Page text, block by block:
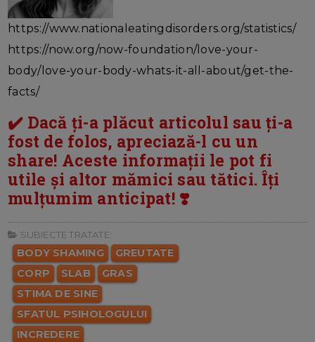
https://www.nationaleatingdisorders.org/statistics/
https://now.org/now-foundation/love-your-
body/love-your-body-whats-it-all-about/get-the-
facts/
✔️ Dacă ți-a plăcut articolul sau ți-a
fost de folos, apreciază-l cu un
share! Aceste informații le pot fi
utile și altor mămici sau tătici. Îți
mulțumim anticipat! ❣️
SUBIECTE TRATATE:
BODY SHAMING
GREUTATE
CORP
SLAB
GRAS
STIMA DE SINE
SFATUL PSIHOLOGULUI
INCREDERE